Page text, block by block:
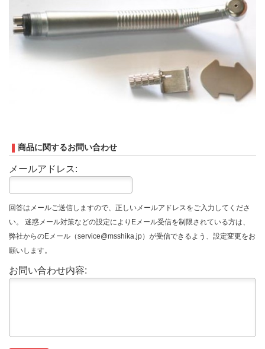
商品に関するお問い合わせ
メールアドレス:
回答はメールご送信しますので、正しいメールアドレスをご入力してくださ
い。 迷惑メール対策などの設定によりEメール受信を制限されている方は、
弊社からのEメール（service@msshika.jp）が受信できるよう、設定変更をお
願いします。
お問い合わせ内容: